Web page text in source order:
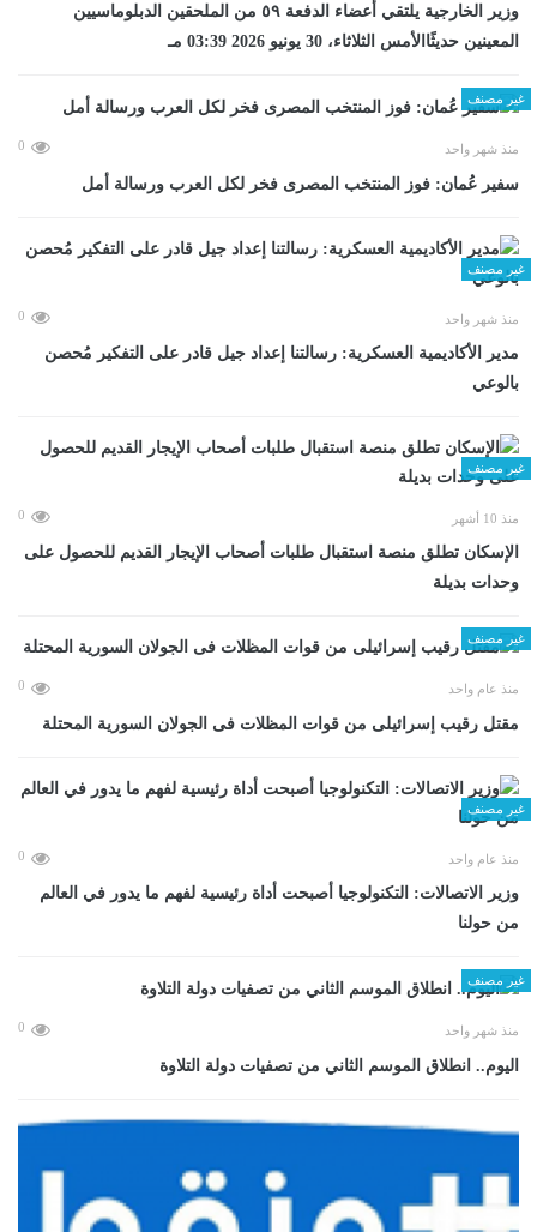
وزير الخارجية يلتقي أعضاء الدفعة ٥٩ من الملحقين الدبلوماسيين
المعينين حديثًاالأمس الثلاثاء، 30 يونيو 2026 03:39 مـ
غير مصنف
منذ شهر واحد 0
سفير عُمان: فوز المنتخب المصرى فخر لكل العرب ورسالة أمل
غير مصنف
منذ شهر واحد 0
مدير الأكاديمية العسكرية: رسالتنا إعداد جيل قادر على التفكير مُحصن
بالوعي
غير مصنف
منذ 10 أشهر 0
الإسكان تطلق منصة استقبال طلبات أصحاب الإيجار القديم للحصول على
وحدات بديلة
غير مصنف
منذ عام واحد 0
مقتل رقيب إسرائيلى من قوات المظلات فى الجولان السورية المحتلة
غير مصنف
منذ عام واحد 0
وزير الاتصالات: التكنولوجيا أصبحت أداة رئيسية لفهم ما يدور في العالم
من حولنا
غير مصنف
منذ شهر واحد 0
اليوم.. انطلاق الموسم الثاني من تصفيات دولة التلاوة